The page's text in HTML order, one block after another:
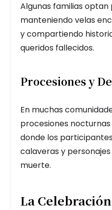
Algunas familias optan
manteniendo velas
y compartiendo
queridos fallecidos.
Procesiones y
En muchas
procesiones
donde los
calaveras y
muerte.
La